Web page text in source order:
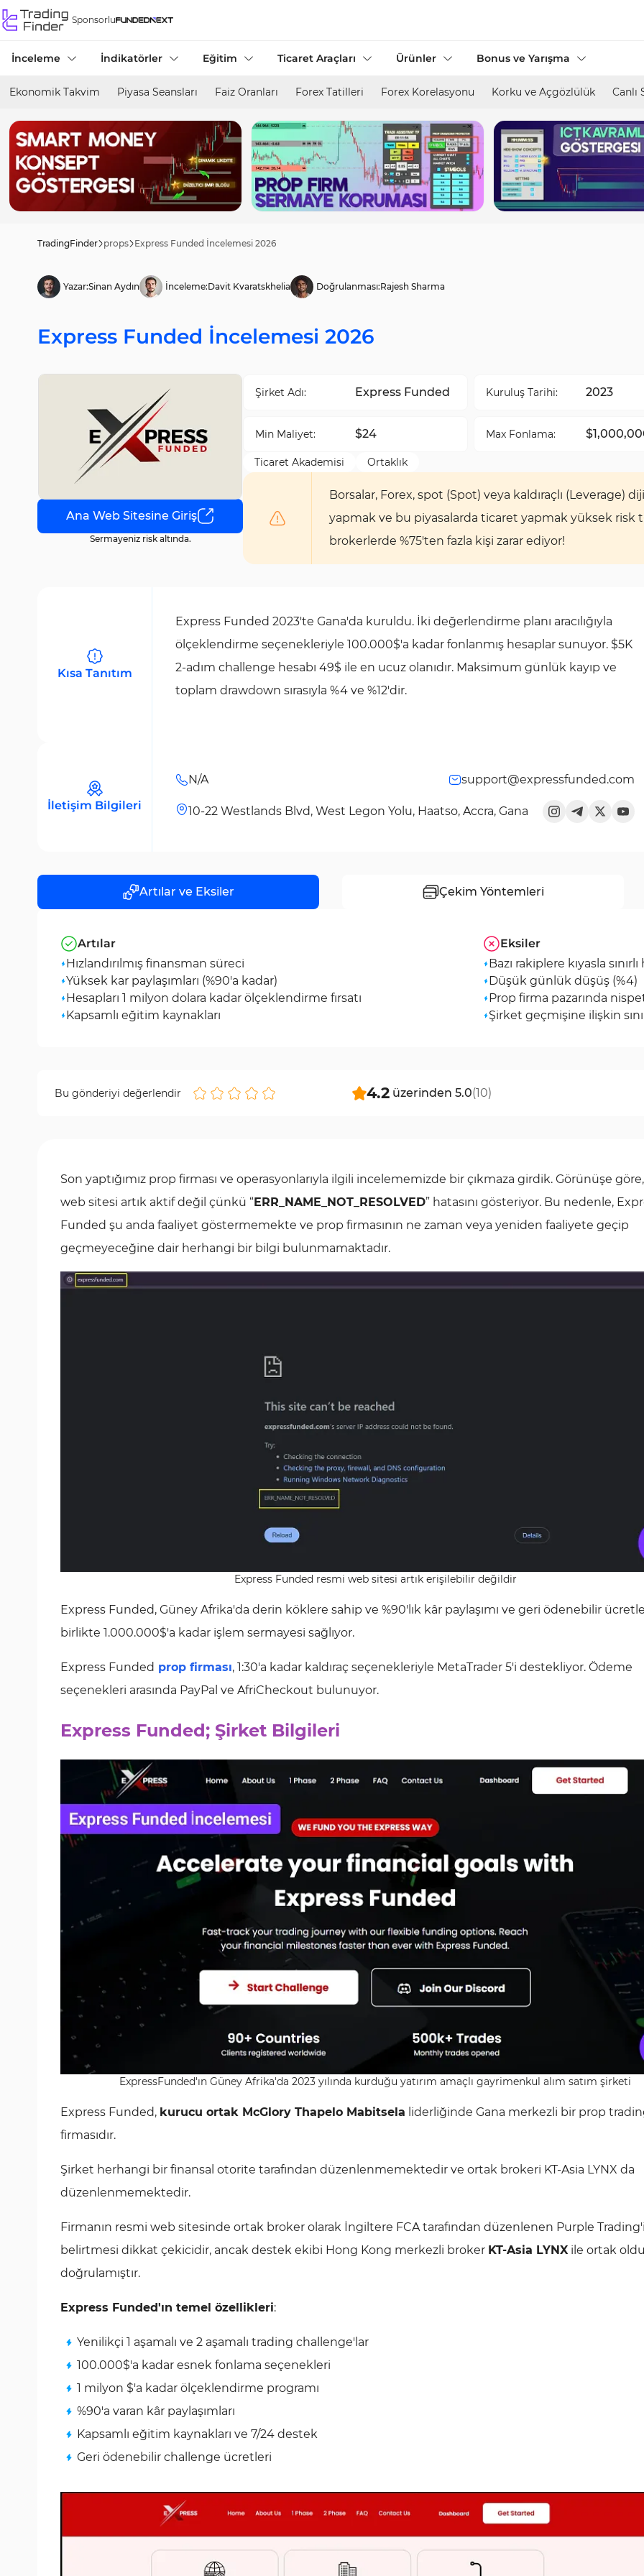
Sponsorlu
İnceleme İndikatörler Eğitim Ticaret Araçları Ürünler Bonus ve Yarışma
Ekonomik Takvim Piyasa Seansları Faiz Oranları Forex Tatilleri Forex Korelasyonu Korku ve Açgözlülük Canlı
TradingFinder props Express Funded İncelemesi 2026
Yazar:Sinan Aydın İnceleme:Davit Kvaratskhelia Doğrulanması:Rajesh Sharma
Express Funded İncelemesi 2026
Ana Web Sitesine Giriş
Sermayeniz risk altında.
Şirket Adı: Express Funded Kuruluş Tarihi: 2023
Min Maliyet: $24 Max Fonlama:
Ticaret Akademisi Ortaklık
Borsalar, Forex, spot (Spot) veya kaldıraçlı (Leverage)
yapmak ve bu piyasalarda ticaret yapmak yüksek risk
brokerlerde %75'ten fazla kişi zarar ediyor!
Kısa Tanıtım
Express Funded 2023'te Gana'da kuruldu. İki değerlendirme planı aracılığıyla
ölçeklendirme seçenekleriyle 100.000$'a kadar fonlanmış hesaplar sunuyor. $5K
2-adım challenge hesabı 49$ ile en ucuz olanıdır. Maksimum günlük kayıp ve
toplam drawdown sırasıyla %4 ve %12'dir.
İletişim Bilgileri
N/A support@expressfunded.com
10-22 Westlands Blvd, West Legon Yolu, Haatso, Accra, Gana
Artılar ve Eksiler Çekim Yöntemleri
Artılar
Hızlandırılmış finansman süreci
Yüksek kar paylaşımları (%90'a kadar)
Hesapları 1 milyon dolara kadar ölçeklendirme fırsatı
Kapsamlı eğitim kaynakları
Eksiler
Bazı rakiplere kıyasla
Düşük günlük düşüş (%4)
Prop firma pazarında
Şirket geçmişine ilişkin
4.2 üzerinden 5.0(10)
Bu gönderiyi değerlendir
Son yaptığımız prop firması ve operasyonlarıyla ilgili incelememizde bir çıkmaza girdik. Görünüşe
web sitesi artık aktif değil çünkü “ERR_NAME_NOT_RESOLVED” hatasını gösteriyor. Bu nedenle,
Funded şu anda faaliyet göstermemekte ve prop firmasının ne zaman veya yeniden faaliyete geçip
geçmeyeceğine dair herhangi bir bilgi bulunmamaktadır.
Express Funded resmi web sitesi artık erişilebilir değildir
Express Funded, Güney Afrika'da derin köklere sahip ve %90'lık kâr paylaşımı ve geri ödenebilir
birlikte 1.000.000$'a kadar işlem sermayesi sağlıyor.
Express Funded prop firması, 1:30'a kadar kaldıraç seçenekleriyle MetaTrader 5'i destekliyor. Ödeme
seçenekleri arasında PayPal ve AfriCheckout bulunuyor.
Express Funded; Şirket Bilgileri
ExpressFunded'ın Güney Afrika'da 2023 yılında kurduğu yatırım amaçlı gayrimenkul alım satım şirketi
Express Funded, kurucu ortak McGlory Thapelo Mabitsela liderliğinde Gana merkezli bir prop
firmasıdır.
Şirket herhangi bir finansal otorite tarafından düzenlenmemektedir ve ortak brokeri KT-Asia LYNX da
düzenlenmemektedir.
Firmanın resmi web sitesinde ortak broker olarak İngiltere FCA tarafından düzenlenen Purple Trading'i
belirtmesi dikkat çekicidir, ancak destek ekibi Hong Kong merkezli broker KT-Asia LYNX ile ortak
doğrulamıştır.
Express Funded'ın temel özellikleri:
Yenilikçi 1 aşamalı ve 2 aşamalı trading challenge'lar
100.000$'a kadar esnek fonlama seçenekleri
1 milyon $'a kadar ölçeklendirme programı
%90'a varan kâr paylaşımları
Kapsamlı eğitim kaynakları ve 7/24 destek
Geri ödenebilir challenge ücretleri